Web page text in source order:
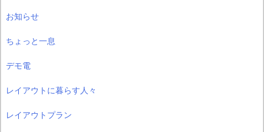
お知らせ
ちょっと一息
デモ電
レイアウトに暮らす人々
レイアウトプラン